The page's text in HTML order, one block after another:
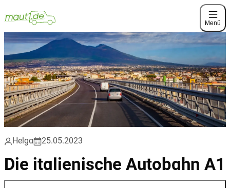
Menü
Helga 25.05.2023
Die italienische Autobahn A1